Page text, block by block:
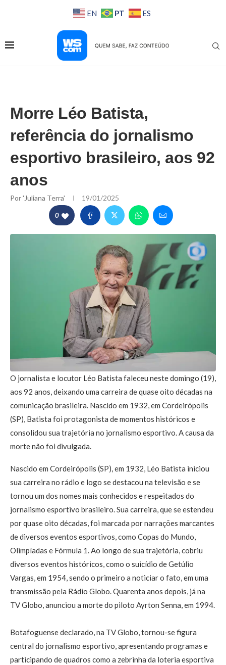
EN PT ES
Morre Léo Batista,
referência do jornalismo
esportivo brasileiro, aos 92
anos
Por'Juliana Terra' 19/01/2025
0
O jornalista e locutor Léo Batista faleceu neste domingo (19),
aos 92 anos, deixando uma carreira de quase oito décadas na
comunicação brasileira. Nascido em 1932, em Cordeirópolis
(SP), Batista foi protagonista de momentos históricos e
consolidou sua trajetória no jornalismo esportivo. A causa da
morte não foi divulgada.
Nascido em Cordeirópolis (SP), em 1932, Léo Batista iniciou
sua carreira no rádio e logo se destacou na televisão e se
tornou um dos nomes mais conhecidos e respeitados do
jornalismo esportivo brasileiro. Sua carreira, que se estendeu
por quase oito décadas, foi marcada por narrações marcantes
de diversos eventos esportivos, como Copas do Mundo,
Olimpíadas e Fórmula 1. Ao longo de sua trajetória, cobriu
diversos eventos históricos, como o suicídio de Getúlio
Vargas, em 1954, sendo o primeiro a noticiar o fato, em uma
transmissão pela Rádio Globo. Quarenta anos depois, já na
TV Globo, anunciou a morte do piloto Ayrton Senna, em 1994.
Botafoguense declarado, na TV Globo, tornou-se figura
central do jornalismo esportivo, apresentando programas e
participando de quadros como a zebrinha da loteria esportiva